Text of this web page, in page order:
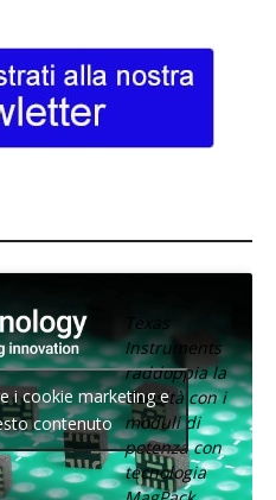
Texas
Instruments
raddoppia la
densità con i
moduli di
potenza con
tecnologia
i cookie marketing e
contenuto